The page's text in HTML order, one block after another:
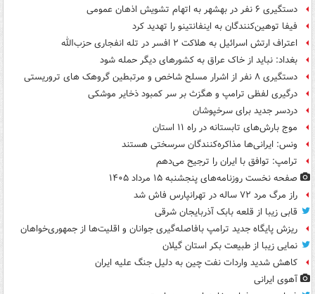
دستگیری ۶ نفر در بهشهر به اتهام تشویش اذهان عمومی
فیفا توهین‌کنندگان به اینفانتینو را تهدید کرد
اعتراف ارتش اسرائیل به هلاکت ۲ افسر در تله انفجاری حزب‌الله
بغداد: نباید از خاک عراق به کشورهای دیگر حمله شود
دستگیری ۸ نفر از اشرار مسلح شاخص و مرتبطین گروهک های تروریستی
درگیری لفظی ترامپ و هگزث بر سر کمبود ذخایر موشکی
دردسر جدید برای سرخپوشان
موج بارش‌های تابستانه در راه ۱۱ استان
ونس: ایرانی‌ها مذاکره‌کنندگان سرسختی هستند
ترامپ: توافق با ایران را ترجیح می‌دهم
صفحه نخست روزنامه‌های پنجشنبه ۱۵ مرداد ۱۴۰۵
راز مرگ مرد ۷۲ ساله در تهرانپارس فاش شد
قابی زیبا از قلعه بابک آذربایجان شرقی
ریزش پایگاه جدید ترامپ بافاصله‌گیری جوانان و اقلیت‌ها از جمهوری‌خواهان
نمایی زیبا از طبیعت بکر استان گیلان
کاهش شدید واردات نفت چین به دلیل جنگ علیه ایران
آهوی ایرانی